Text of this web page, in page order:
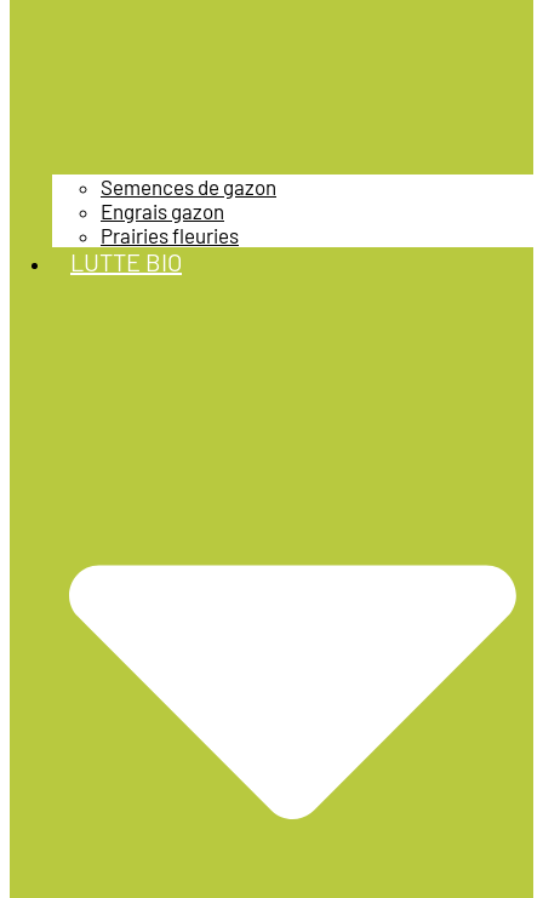
Semences de gazon
Engrais gazon
Prairies fleuries
LUTTE BIO